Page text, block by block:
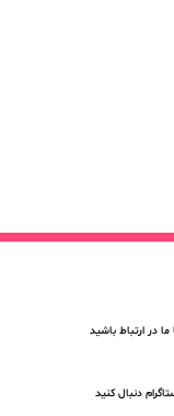
در ارتباط باشید
دنبال کنید